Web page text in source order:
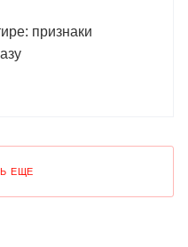
признаки
ЕЩЕ